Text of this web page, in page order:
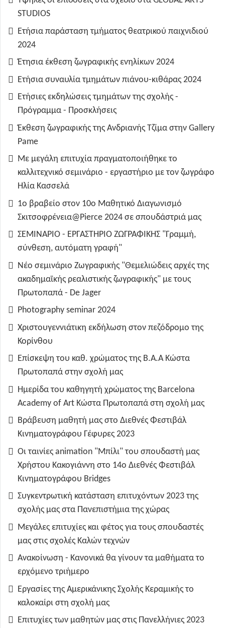
STUDIOS
Ετήσια παράσταση τμήματος θεατρικού παιχνιδιού
2024
Έτησια έκθεση ζωγραφικής ενηλίκων 2024
Ετήσια συναυλία τμημάτων πιάνου-κιθάρας 2024
Ετήσιες εκδηλώσεις τμημάτων της σχολής -
Πρόγραμμα - Προσκλήσεις
Έκθεση ζωγραφικής της Ανδριανής Τζίμα στην Gallery
Pame
Με μεγάλη επιτυχία πραγματοποιήθηκε το
καλλιτεχνικό σεμινάριο - εργαστήριο με τον ζωγράφο
Ηλία Κασσελά
1ο βραβείο στον 10ο Μαθητικό Διαγωνισμό
Σκιτσοφρένεια@Pierce 2024 σε σπουδάστριά μας
ΣΕΜΙΝΑΡΙΟ - ΕΡΓΑΣΤΗΡΙΟ ΖΩΓΡΑΦΙΚΗΣ "Γραμμή,
σύνθεση, αυτόματη γραφή"
Νέο σεμινάριο Ζωγραφικής "Θεμελιώδεις αρχές της
ακαδημαϊκής ρεαλιστικής ζωγραφικής" με τους
Πρωτοπαπά - De Jager
Photography seminar 2024
Χριστουγεννιάτικη εκδήλωση στον πεζόδρομο της
Κορίνθου
Επίσκεψη του καθ. χρώματος της B.A.A Κώστα
Πρωτοπαπά στην σχολή μας
Ημερίδα του καθηγητή χρώματος της Barcelona
Academy of Art Κώστα Πρωτοπαπά στη σχολή μας
Βράβευση μαθητή μας στο Διεθνές Φεστιβάλ
Κινηματογράφου Γέφυρες 2023
Οι ταινίες animation "Μπίλι" του σπουδαστή μας
Χρήστου Κακογιάννη στο 14ο Διεθνές Φεστιβάλ
Κινηματογράφου Bridges
Συγκεντρωτική κατάσταση επιτυχόντων 2023 της
σχολής μας στα Πανεπιστήμια της χώρας
Μεγάλες επιτυχίες και φέτος για τους σπουδαστές
μας στις σχολές Καλών τεχνών
Ανακοίνωση - Κανονικά θα γίνουν τα μαθήματα το
ερχόμενο τριήμερο
Εργασίες της Αμερικάνικης Σχολής Κεραμικής το
καλοκαίρι στη σχολή μας
Επιτυχίες των μαθητών μας στις Πανελλήνιες 2023